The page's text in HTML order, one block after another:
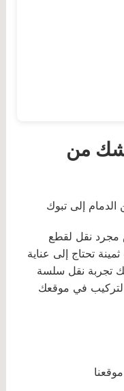
من
مجرد نقل لقطع
تحتاج إلى عناية
تجربة نقل سلسة
التركيب في موقعك